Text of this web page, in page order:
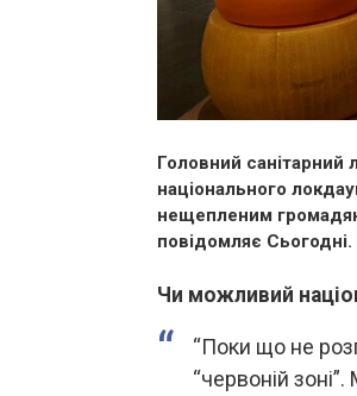
Головний санітарний
національного
нещепленим
повідомляє Сьогодні.
Чи можливий
“Поки що не
“червоній